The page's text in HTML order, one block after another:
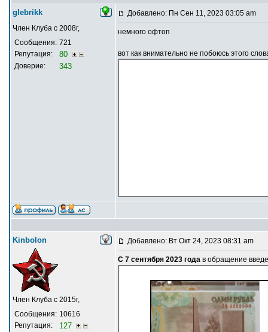
glebrikk
Член Клуба с 2008г,
Сообщения: 721
Репутация:
80
Доверие: 343
Добавлено: Пн Сен 11, 2023 03:05 am
немного офтоп
вот как внимательно не побоюсь этого
Kinbolon
Член Клуба с 2015г,
Сообщения: 10616
Репутация:
127
Добавлено: Вт Окт 24, 2023 08:31 am
С 7 сентября 2023 года в обращение